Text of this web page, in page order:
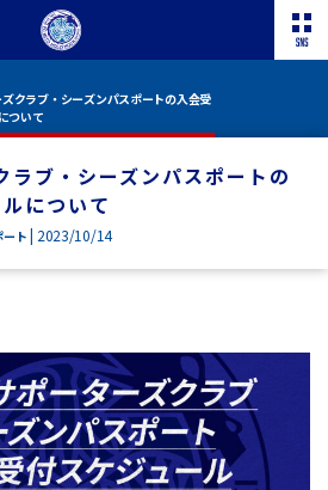
クラブ・シーズンパスポートの入会受
ついて
ラブ・シーズンパスポートの
について
ート | 2023/10/14